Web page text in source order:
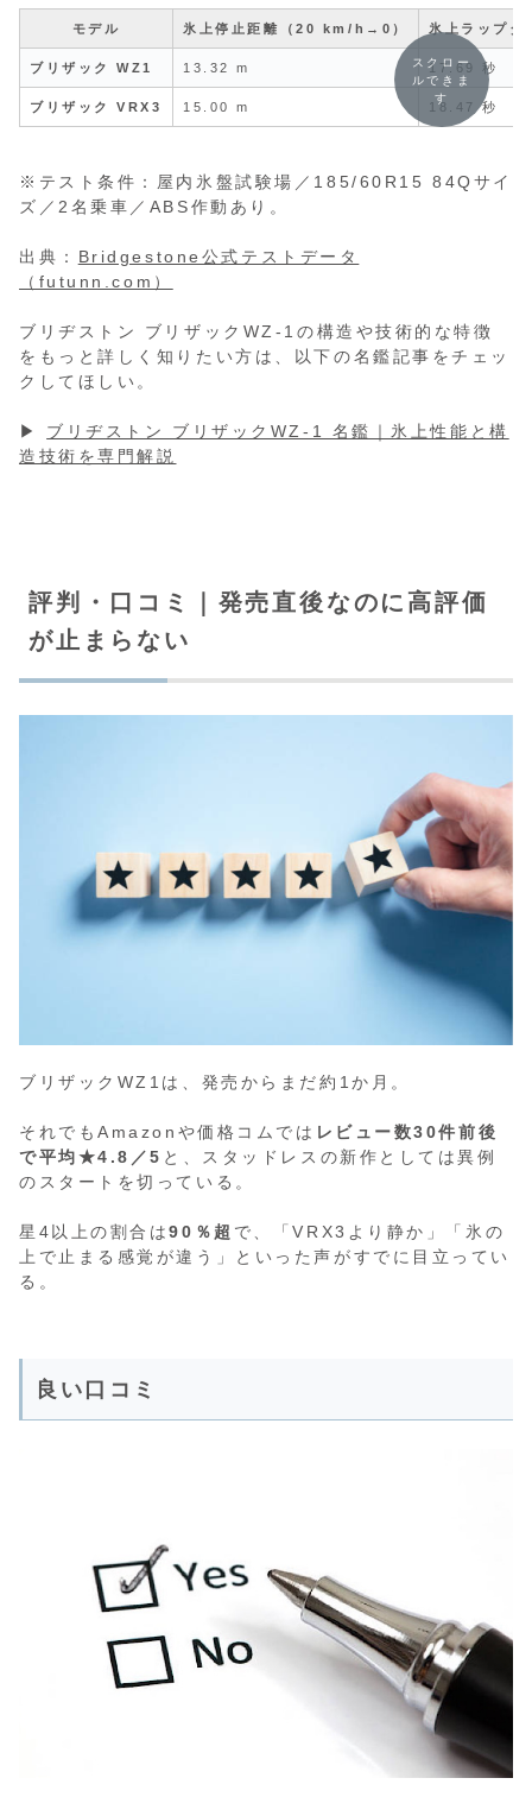
モデル 氷上停止距離（20 km/h→0） 氷上ラップタ
ブリザック WZ1 13.32 m 17.69 秒
ブリザック VRX3 15.00 m 18.47 秒
スクロー
ルできま
す
※テスト条件：屋内氷盤試験場／185/60R15 84Qサイ
ズ／2名乗車／ABS作動あり。
出典： Bridgestone公式テストデータ
（futunn.com）
ブリヂストン ブリザックWZ-1の構造や技術的な特徴
をもっと詳しく知りたい方は、以下の名鑑記事をチェッ
クしてほしい。
▶ ブリヂストン ブリザックWZ-1 名鑑｜氷上性能と構
造技術を専門解説
評判・口コミ｜発売直後なのに高評価
が止まらない
ブリザックWZ1は、発売からまだ約1か月。
それでもAmazonや価格コムでは レビュー数30件前後
で平均★4.8／5 と、スタッドレスの新作としては異例
のスタートを切っている。
星4以上の割合は90％超 で、「VRX3より静か」「氷の
上で止まる感覚が違う」といった声がすでに目立ってい
る。
良い口コミ